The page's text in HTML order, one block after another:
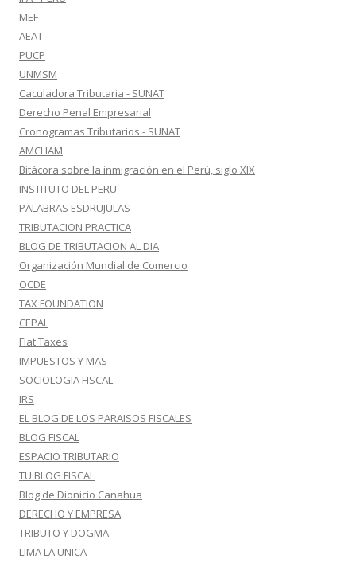
MEF
AEAT
PUCP
UNMSM
Caculadora Tributaria - SUNAT
Derecho Penal Empresarial
Cronogramas Tributarios - SUNAT
AMCHAM
Bitácora sobre la inmigración en el Perú, siglo XIX
INSTITUTO DEL PERU
PALABRAS ESDRUJULAS
TRIBUTACION PRACTICA
BLOG DE TRIBUTACION AL DIA
Organización Mundial de Comercio
OCDE
TAX FOUNDATION
CEPAL
Flat Taxes
IMPUESTOS Y MAS
SOCIOLOGIA FISCAL
IRS
EL BLOG DE LOS PARAISOS FISCALES
BLOG FISCAL
ESPACIO TRIBUTARIO
TU BLOG FISCAL
Blog de Dionicio Canahua
DERECHO Y EMPRESA
TRIBUTO Y DOGMA
LIMA LA UNICA